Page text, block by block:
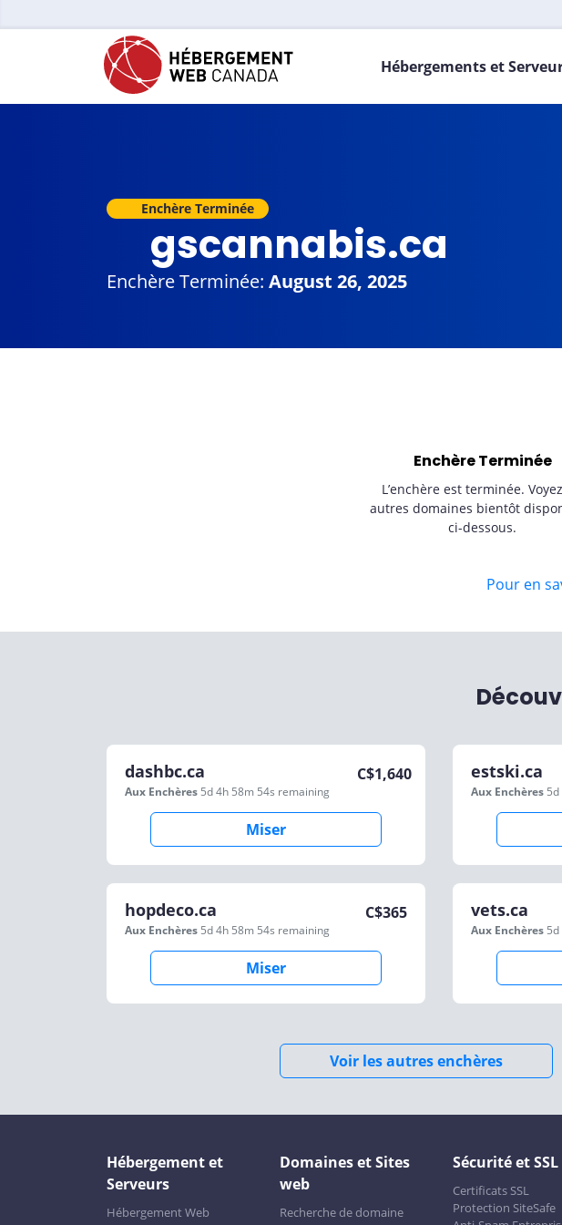
Hébergements et
Enchère Terminée
gscannabis.ca
Enchère Terminée: August 26, 2025
Enchère Terminée
L’enchère est terminée.
autres domaines bientôt
ci-dessous.
Pour en
dashbc.ca
Aux Enchères 5d 4h 58m 54s remaining
C$1,640
Miser
estski.ca
Aux Enchères
hopdeco.ca
Aux Enchères 5d 4h 58m 54s remaining
C$365
Miser
vets.ca
Aux Enchères
Voir les autres enchères
Hébergement et
Serveurs
Hébergement Web
Domaines et Sites
web
Recherche de domaine
Sécurité et SSL
Certificats SSL
Protection SiteSafe